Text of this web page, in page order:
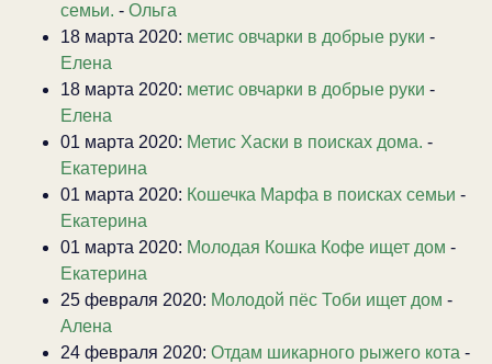
семьи. - Ольга
18 марта 2020: метис овчарки в добрые руки -
Елена
18 марта 2020: метис овчарки в добрые руки -
Елена
01 марта 2020: Метис Хаски в поисках дома. -
Екатерина
01 марта 2020: Кошечка Марфа в поисках семьи -
Екатерина
01 марта 2020: Молодая Кошка Кофе ищет дом -
Екатерина
25 февраля 2020: Молодой пёс Тоби ищет дом -
Алена
24 февраля 2020: Отдам шикарного рыжего кота -